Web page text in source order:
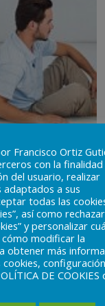
que se
que hasta
familiar, y al
apoyo social
Francisco Ortiz
con la finalidad
del usuario, realizar
a sus
todas las
así como
y personalizar
modificar la
obtener más
DE COOKIES